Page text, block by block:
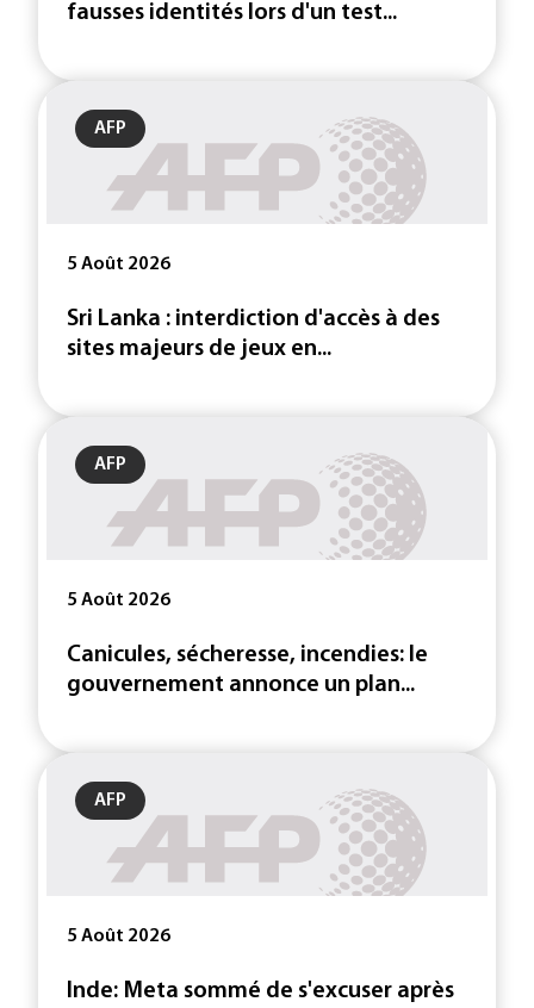
fausses identités lors d'un test...
AFP
5 Août 2026
Sri Lanka : interdiction d'accès à des
sites majeurs de jeux en...
AFP
5 Août 2026
Canicules, sécheresse, incendies: le
gouvernement annonce un plan...
AFP
5 Août 2026
Inde: Meta sommé de s'excuser après